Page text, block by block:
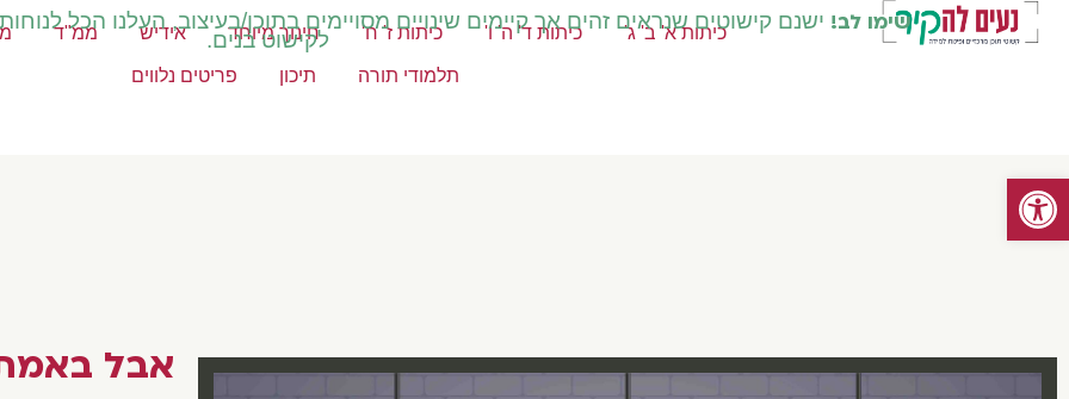
פתח סרגל נגישות
שימו לב! ישנם קישוטים שנראים זהים אך קיימים שינויים מסויימים בתוכן/בעיצוב, העלנו הכל
לקישוט בנים. כיתות א' ב' ג' כיתות ד' ה' ו' כיתות ז' ח' חינוך מיוחד אידיש ממ"ד
תלמודי תורה תיכון פריטים נלווים
אבל